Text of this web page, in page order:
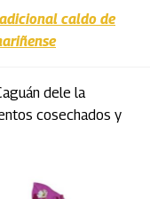
caldo de
dele la
cosechados y